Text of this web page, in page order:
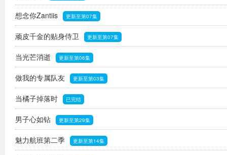
想念你Zantiis 更新至第07集
顽皮千金的贴身侍卫 更新至第07集
当光芒消逝 更新至第06集
做我的专属队友 更新至第03集
当橘子掉落时 已完结
男子心如钻 更新至第29集
魅力航班第二季 更新至第14集